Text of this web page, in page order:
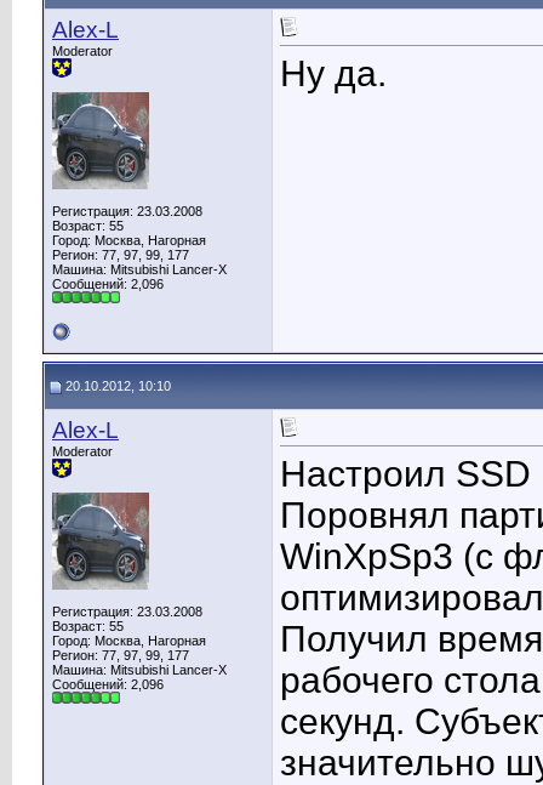
Alex-L
Moderator
Регистрация: 23.03.2008
Возраст: 55
Город: Москва, Нагорная
Регион: 77, 97, 99, 177
Машина: Mitsubishi Lancer-X
Сообщений: 2,096
Ну да.
20.10.2012, 10:10
Alex-L
Moderator
Регистрация: 23.03.2008
Возраст: 55
Город: Москва, Нагорная
Регион: 77, 97, 99, 177
Машина: Mitsubishi Lancer-X
Сообщений: 2,096
Настроил SSD
Поровнял
WinXpSp3 (с
Получил
рабочего
секунд.
значительно